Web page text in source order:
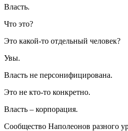
Власть.
Что это?
Это какой-то отдельный человек?
Увы.
Власть не персонифицирована.
Это не кто-то конкретно.
Власть – корпорация.
Сообщество Наполеонов разного